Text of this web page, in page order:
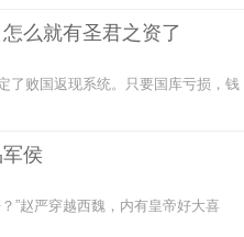
么就有圣君之资了
了败国返现系统。只要国库亏损，钱
侯
”赵严穿越西魏，内有皇帝好大喜